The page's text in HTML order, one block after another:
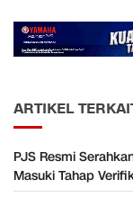
ARTIKEL
PJS Resmi
Masuki Tahap